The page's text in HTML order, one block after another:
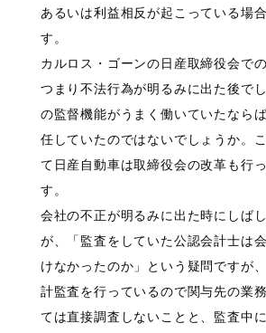
あるいは利益相反が起こっている場
す。
カルロス・ゴーンの日産取締役会で
つまり不法行為が明るみに出た後で
の監督機能がうまく働いていたなら
任していたのではないでしょうか。
て日産自動車は取締役会の改革も行
す。
会社の不正が明るみに出た時にしば
が、「監査をしていた公認会計士は
けなかったのか」という疑問ですが
計監査を行っているので関与先の業
ては直接調査しないことと、監査中